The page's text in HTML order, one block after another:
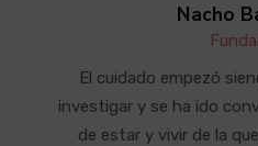
Nacho
El cuidado empezó
investigar y se ha ido
de estar y vivir de la